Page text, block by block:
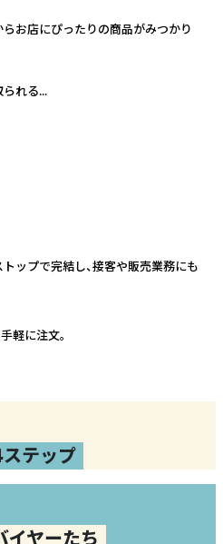
らお店にぴったりの商品がみつかり
れる...
ップで完結し、接客や販売業務にも
軽に注文。
テップ
イヤーたち